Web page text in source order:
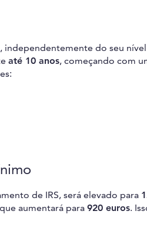
do seu
até 10 anos, começando com
de IRS, será elevado para
aumentará para 920 euros.